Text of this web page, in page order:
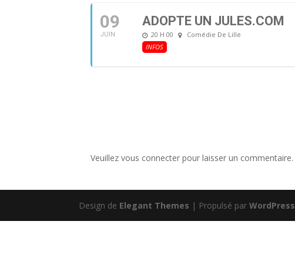
09
JUIN
ADOPTE UN JULES.COM
20 H 00
Comédie De Lille
INFOS
Veuillez vous connecter pour laisser un commentaire.
Design de Elegant Themes | Propulsé parWordPress